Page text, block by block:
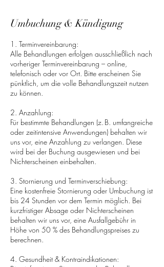
Umbuchung & Kündigung
1. Terminvereinbarung:
Alle Behandlungen erfolgen ausschließlich nach
vorheriger Terminvereinbarung – online,
telefonisch oder vor Ort. Bitte erscheinen Sie
pünktlich, um die volle Behandlungszeit nutzen
zu können.
2. Anzahlung:
Für bestimmte Behandlungen (z. B. umfangreiche
oder zeitintensive Anwendungen) behalten wir
uns vor, eine Anzahlung zu verlangen. Diese
wird bei der Buchung ausgewiesen und bei
Nichterscheinen einbehalten.
3. Stornierung und Terminverschiebung:
Eine kostenfreie Stornierung oder Umbuchung ist
bis 24 Stunden vor dem Termin möglich. Bei
kurzfristiger Absage oder Nichterscheinen
behalten wir uns vor, eine Ausfallgebühr in
Höhe von 50 % des Behandlungspreises zu
berechnen.
4. Gesundheit & Kontraindikationen: